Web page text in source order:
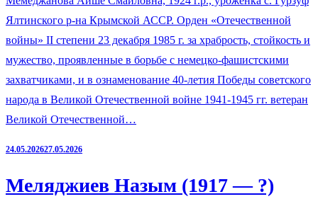
Ялтинского р-на Крымской АССР. Орден «Отечественной
войны» II степени 23 декабря 1985 г. за храбрость, стойкость и
мужество, проявленные в борьбе с немецко-фашистскими
захватчиками, и в ознаменование 40-летия Победы советского
народа в Великой Отечественной войне 1941-1945 гг. ветеран
Великой Отечественной…
24.05.202627.05.2026
Меляджиев Назым (1917 — ?)